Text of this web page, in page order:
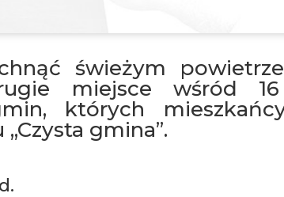
świeżym
miejsce wśród
których
gmina”.